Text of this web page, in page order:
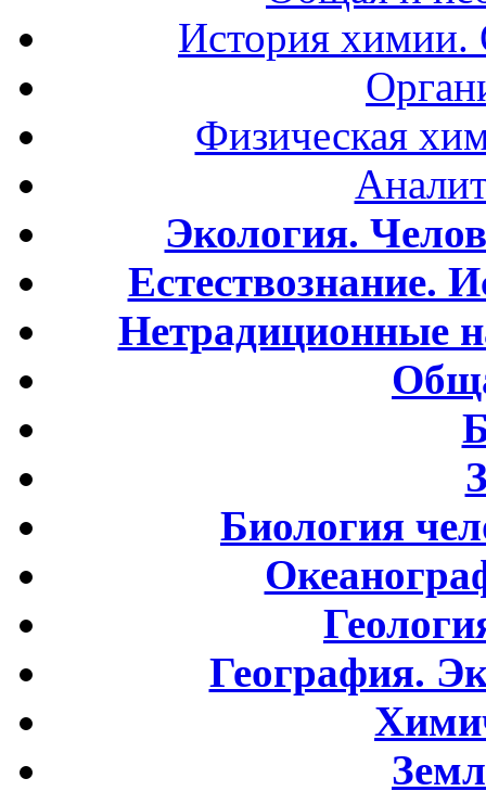
История
Физическая
Экология.
Естествознание.
Нетрадиционные
Биология
География.